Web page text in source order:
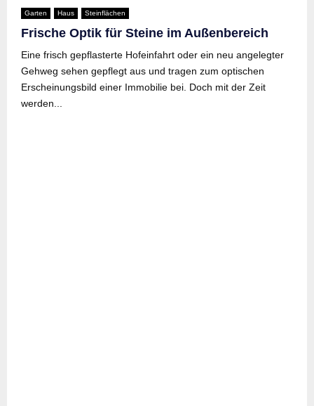
Garten Haus Steinflächen
Frische Optik für Steine im Außenbereich
Eine frisch gepflasterte Hofeinfahrt oder ein neu angelegter
Gehweg sehen gepflegt aus und tragen zum optischen
Erscheinungsbild einer Immobilie bei. Doch mit der Zeit
werden...